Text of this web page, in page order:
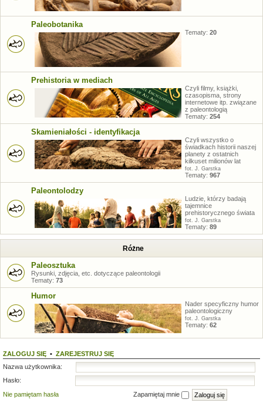
Paleobotanika
Tematy: 20
Prehistoria w mediach
Czyli filmy, książki,
czasopisma, strony
internetowe itp. związane
z paleontologią
Tematy: 254
Skamieniałości - identyfikacja
Czyli wszystko o
świadkach historii naszej
planety z ostatnich
kilkuset milionów lat
fot. J. Garstka
Tematy: 967
Paleontolodzy
Ludzie, którzy badają
tajemnice
prehistorycznego świata
fot. J. Garstka
Tematy: 89
Różne
Paleosztuka
Rysunki, zdjęcia, etc. dotyczące paleontologii
Tematy: 73
Humor
Nader specyficzny humor
paleontologiczny
fot. J. Garstka
Tematy: 62
ZALOGUJ SIĘ • ZAREJESTRUJ SIĘ
Nazwa użytkownika:
Hasło:
Nie pamiętam hasła
Zapamiętaj mnie